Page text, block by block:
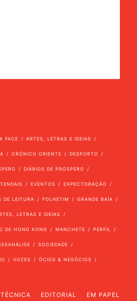
FACE ARTES, LETRAS E IDEIAS
CRÓNICO ORIENTE DESPORTO
DIÁRIOS DE PRÓSPERO
EVENTOS EXPECTORAÇÃO
DE LEITURA FOLHETIM GRANDE BAÍA
LETRAS E IDEIAS
DE HONG KONG MANCHETE PERFIL
SOCIEDADE
VOZES ÓCIOS & NEGÓCIOS
EDITORIAL EM PAPEL